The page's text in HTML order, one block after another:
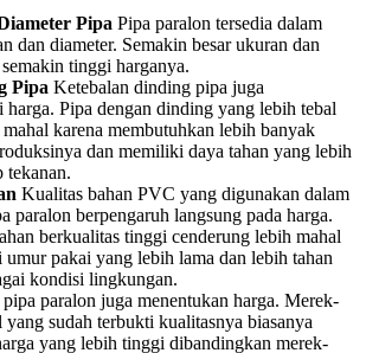
Pipa Pipa paralon tersedia dalam
dan diameter. Semakin besar ukuran dan
tinggi harganya.
Pipa Ketebalan dinding pipa juga
harga. Pipa dengan dinding yang lebih tebal
karena membutuhkan lebih banyak
dan memiliki daya tahan yang lebih
tekanan.
Kualitas bahan PVC yang digunakan dalam
paralon berpengaruh langsung pada harga.
berkualitas tinggi cenderung lebih mahal
pakai yang lebih lama dan lebih tahan
kondisi lingkungan.
paralon juga menentukan harga. Merek-
yang sudah terbukti kualitasnya biasanya
yang lebih tinggi dibandingkan merek-